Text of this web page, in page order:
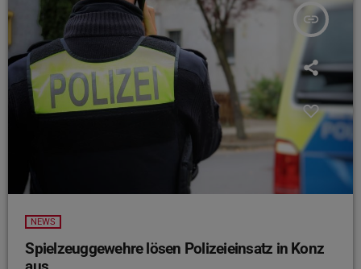
insert_link
NEWS
Spielzeuggewehre lösen Polizeieinsatz in Konz